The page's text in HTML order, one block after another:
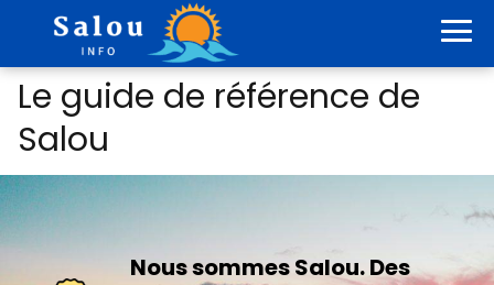
Le guide de référence de
Salou
Nous sommes Salou. Des